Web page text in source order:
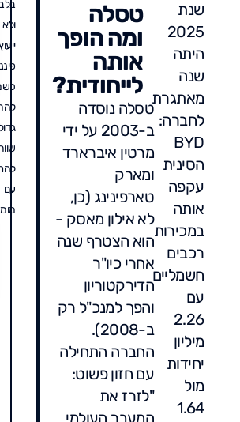
שנת
2025
היתה
שנה
מאתגרת
לחברה:
BYD
הסינית
עקפה
אותה
במכירות
רכבים
חשמליים
עם
2.26
מיליון
יחידות
מול
1.64
טסלה
ומה הופך
אותה
לייחודית?
טסלה נוסדה
ב-2003 על ידי
מרטין איברארד
ומארק
טארפינינג (כן,
לא אילון מאסק -
הוא הצטרף שנה
אחרי כיו"ר
הדירקטוריון
והפך למנכ"ל רק
ב-2008).
החברה התחילה
עם חזון פשוט:
"לזרז את
המעבר העולמי
ולא
עם